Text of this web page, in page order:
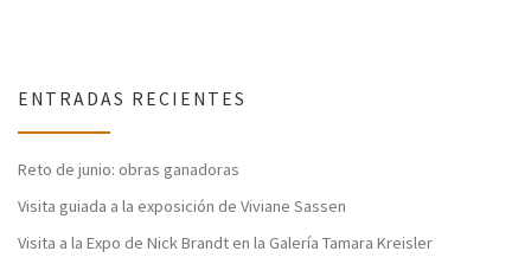
ENTRADAS RECIENTES
Reto de junio: obras ganadoras
Visita guiada a la exposición de Viviane Sassen
Visita a la Expo de Nick Brandt en la Galería Tamara Kreisler